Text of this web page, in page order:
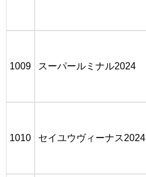
1009 スーパールミナル2024
1010 セイユウヴィーナス2024